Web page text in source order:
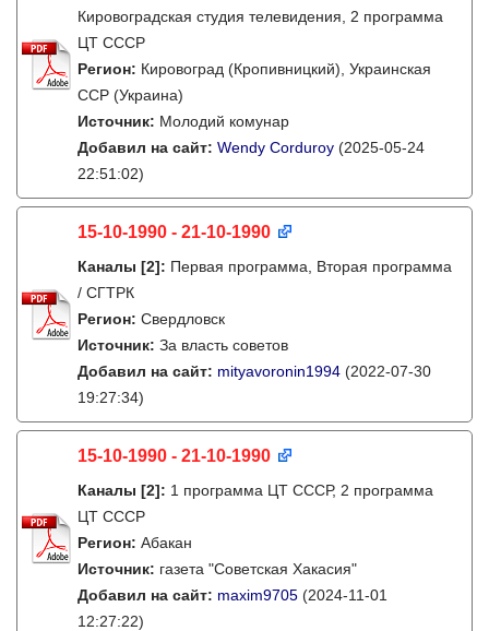
Кировоградская студия телевидения, 2 программа
ЦТ СССР
Регион: Кировоград (Кропивницкий), Украинская
ССР (Украина)
Источник: Молодий комунар
Добавил на сайт: Wendy Corduroy (2025-05-24
22:51:02)
15-10-1990 - 21-10-1990
Каналы [2]: Первая программа, Вторая программа
/ СГТРК
Регион: Свердловск
Источник: За власть советов
Добавил на сайт: mityavoronin1994 (2022-07-30
19:27:34)
15-10-1990 - 21-10-1990
Каналы [2]: 1 программа ЦТ СССР, 2 программа
ЦТ СССР
Регион: Абакан
Источник: газета "Советская Хакасия"
Добавил на сайт: maxim9705 (2024-11-01
12:27:22)